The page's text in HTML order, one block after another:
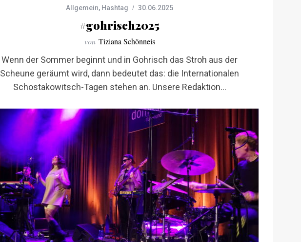
Allgemein, Hashtag 30.06.2025
#gohrisch2025
von Tiziana Schönneis
Wenn der Sommer beginnt und in Gohrisch das Stroh aus der
Scheune geräumt wird, dann bedeutet das: die Internationalen
Schostakowitsch-Tagen stehen an. Unsere Redaktion...